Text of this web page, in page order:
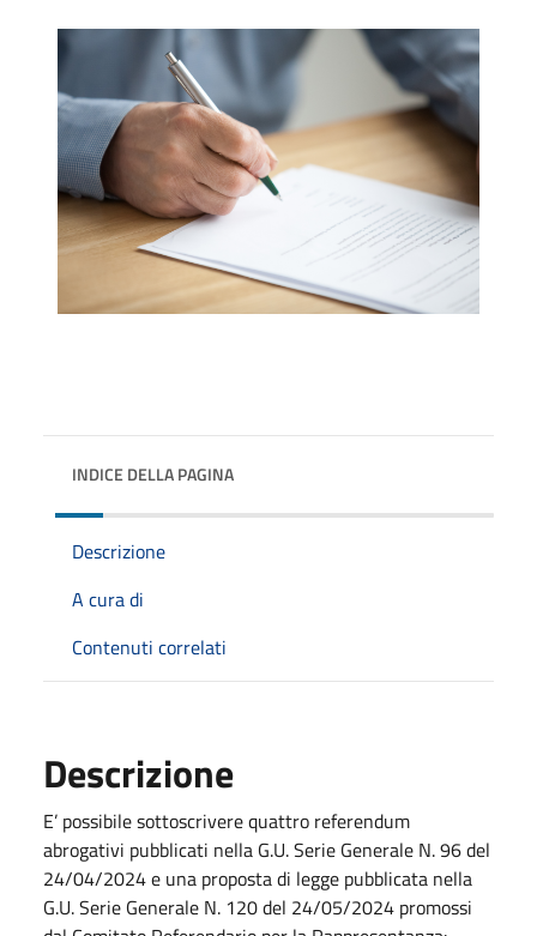
INDICE DELLA PAGINA
Descrizione
A cura di
Contenuti correlati
Descrizione
E’ possibile sottoscrivere quattro referendum
abrogativi pubblicati nella G.U. Serie Generale N. 96 del
24/04/2024 e una proposta di legge pubblicata nella
G.U. Serie Generale N. 120 del 24/05/2024 promossi